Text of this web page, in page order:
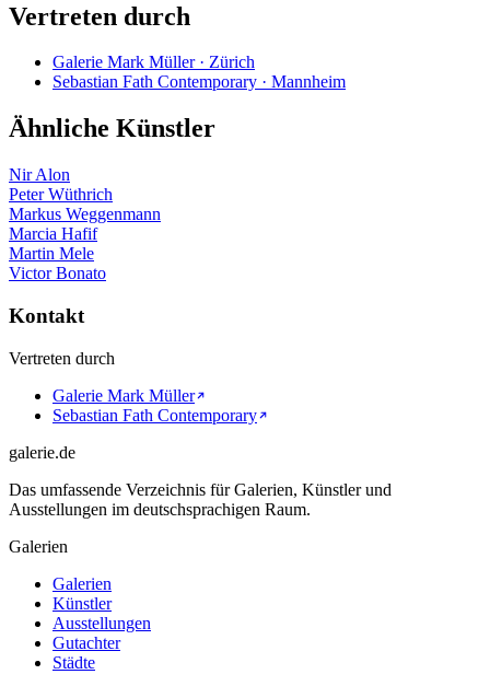
Vertreten durch
Galerie Mark Müller · Zürich
Sebastian Fath Contemporary · Mannheim
Ähnliche Künstler
Nir Alon
Peter Wüthrich
Markus Weggenmann
Marcia Hafif
Martin Mele
Victor Bonato
Kontakt
Vertreten durch
Galerie Mark Müller
Sebastian Fath Contemporary
galerie.de
Das umfassende Verzeichnis für Galerien, Künstler und
Ausstellungen im deutschsprachigen Raum.
Galerien
Galerien
Künstler
Ausstellungen
Gutachter
Städte